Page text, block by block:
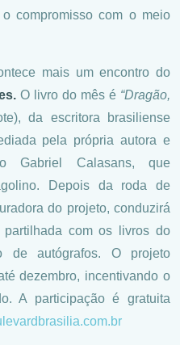
compromisso com o meio
mais um encontro do
O livro do mês é “Dragão,
da escritora brasiliense
pela própria autora e
Gabriel Calasans, que
Depois da roda de
do projeto, conduzirá
com os livros do
de autógrafos. O projeto
dezembro, incentivando o
A participação é gratuita